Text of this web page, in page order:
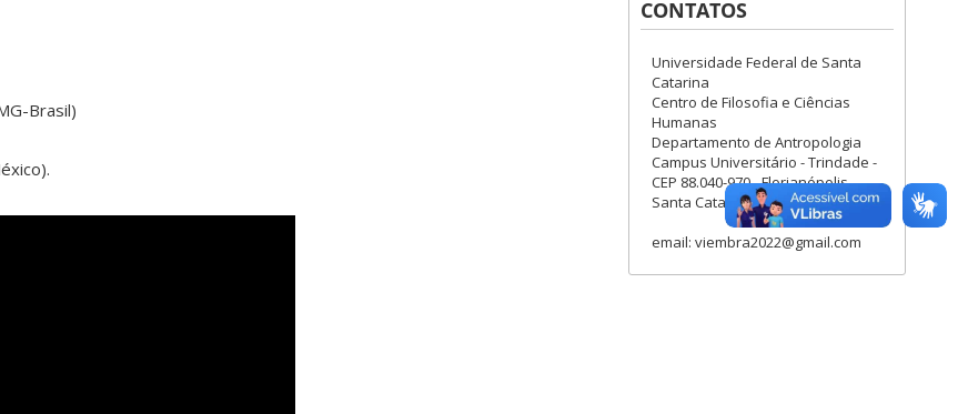
Brasil)
CONTATOS
Universidade Federal de Santa
Catarina
Centro de Filosofia e Ciências
Humanas
Departamento de Antropologia
Campus Universitário - Trindade -
CEP 88.040-970 - Florianópolis
Santa Catarina - Brasil
email: viembra2022@gmail.com